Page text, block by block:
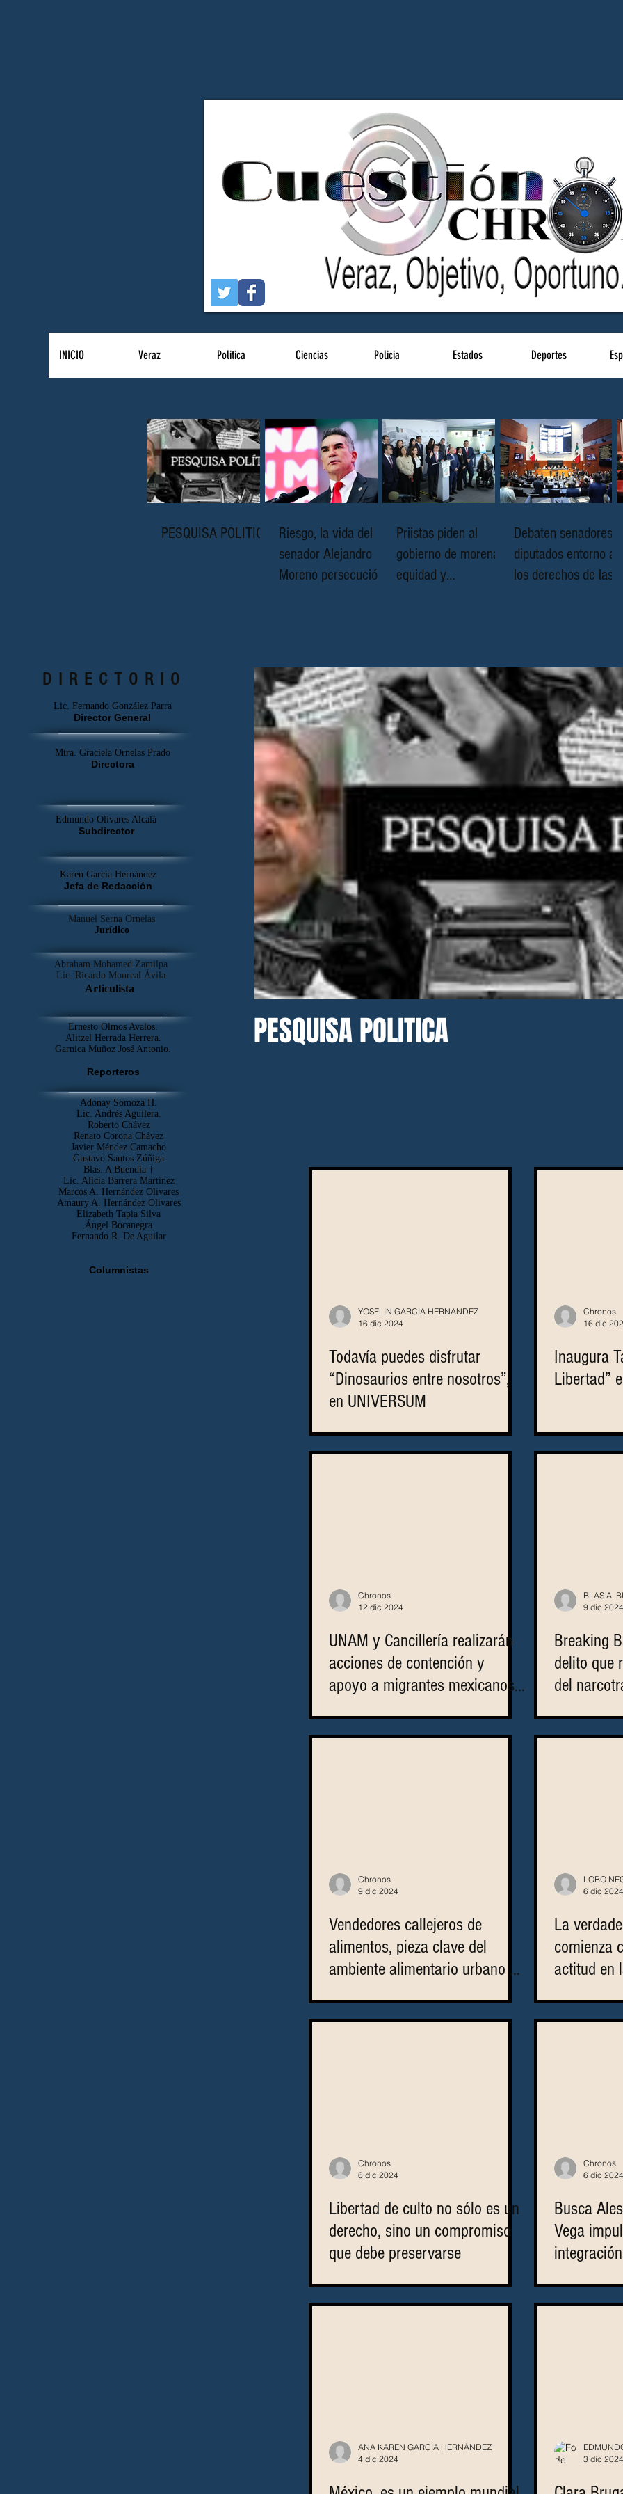
INICIO Veraz Politica Ciencias Policia Estados Deportes
PESQUISA POLITICA
Riesgo, la vida del
senador Alejandro
Moreno persecución
Priistas piden al
gobierno de morena
equidad y
Debaten senadores y
diputados entorno a
los derechos de las
PESQUISA POLITICA
YOSELIN GARCIA HERNANDEZ
16 dic 2024
Todavía puedes disfrutar
“Dinosaurios entre nosotros”,
en UNIVERSUM
Chronos
16 dic
Inaugura
Libertad”
Chronos
12 dic 2024
UNAM y Cancillería realizarán
acciones de contención y
apoyo a migrantes mexicanos
BLAS A.
9 dic 2024
Breaking
delito que
del
Chronos
9 dic 2024
Vendedores callejeros de
alimentos, pieza clave del
ambiente alimentario urbano de
LOBO
6 dic 2024
La
comienza
actitud en
Chronos
6 dic 2024
Libertad de culto no sólo es un
derecho, sino un compromiso
que debe preservarse
Chronos
6 dic 2024
Busca
Vega
ANA KAREN GARCÍA HERNÁNDEZ
4 dic 2024
3 dic 2024
DIRECTORIO
Lic. Fernando González Parra
Director General
Mtra. Graciela Ornelas Prado
Directora
Edmundo Olivares Alcalá
Subdirector
Karen García Hernández
Jefa de Redacción
Manuel Serna Ornelas
Jurídico
Abraham Mohamed Zamilpa
Lic. Ricardo Monreal Ávila
Articulista
Ernesto Olmos Avalos.
Alitzel Herrada Herrera.
Garnica Muñoz José Antonio.
Reporteros
Adonay Somoza H.
Lic. Andrés Aguilera.
Roberto Chávez
Renato Corona Chávez
Javier Méndez Camacho
Gustavo Santos Zúñiga
Blas. A Buendía †
​Lic. Alicia Barrera Martínez
Marcos A. Hernández Olivares
Amaury A. Hernández Olivares
Elizabeth Tapia Silva
Ángel Bocanegra
Fernando R. De Aguilar
Columnistas